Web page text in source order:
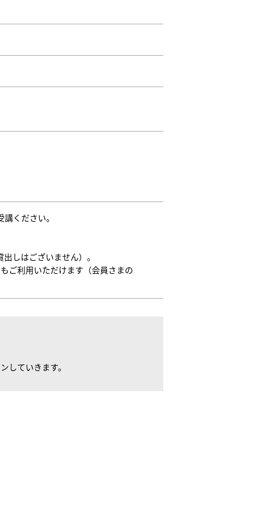
ください。
しはございません）。
ご利用いただけます（会員さまの
していきます。